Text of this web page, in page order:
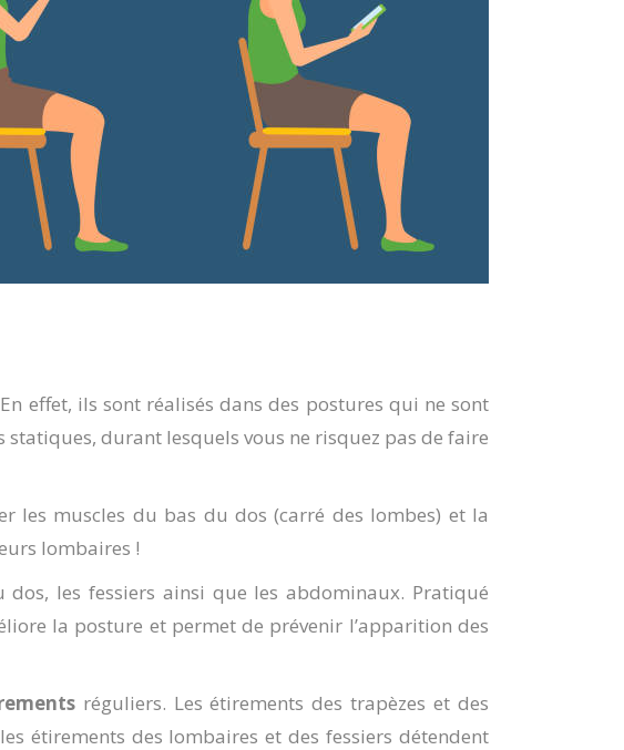
effet, ils sont réalisés dans des postures qui ne sont
statiques, durant lesquels vous ne risquez pas de faire
les muscles du bas du dos (carré des lombes) et la
lombaires !
les fessiers ainsi que les abdominaux. Pratiqué
la posture et permet de prévenir l’apparition des
réguliers. Les étirements des trapèzes et des
étirements des lombaires et des fessiers détendent